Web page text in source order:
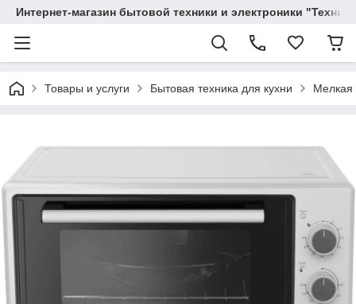
Интернет-магазин бытовой техники и электроники
Товары и услуги Бытовая техника для кухни Мелкая